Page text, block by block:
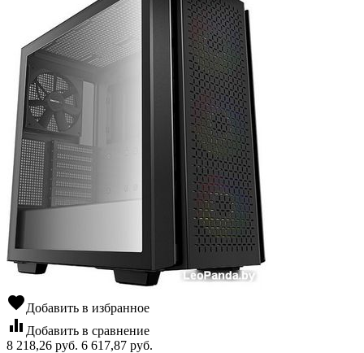
favoriteДобавить в избранное
equalizer Добавить в сравнение
8 218,26 руб. 6 617,87 руб.